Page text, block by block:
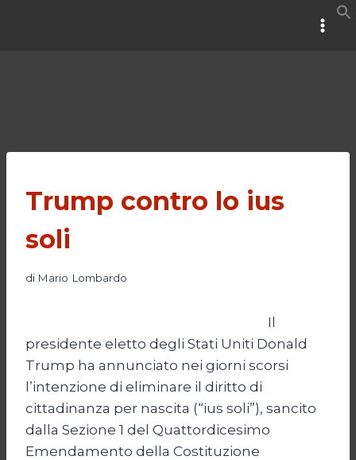
Trump contro lo ius
soli
di Mario Lombardo
Il
presidente eletto degli Stati Uniti Donald
Trump ha annunciato nei giorni scorsi
l’intenzione di eliminare il diritto di
cittadinanza per nascita (“ius soli”), sancito
dalla Sezione 1 del Quattordicesimo
Emendamento della Costituzione